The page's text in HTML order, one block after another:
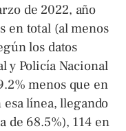
de 2022, año
en total (al menos
los datos
y Policía Nacional
menos que en
línea, llegando
de 68.5%), 114 en